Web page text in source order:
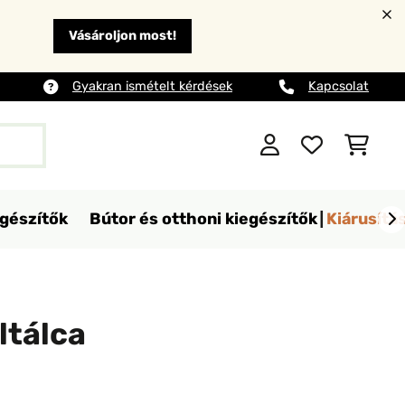
Vásároljon most!
Gyakran ismételt kérdések Kapcsolat
Bútor és otthoni kiegészítők